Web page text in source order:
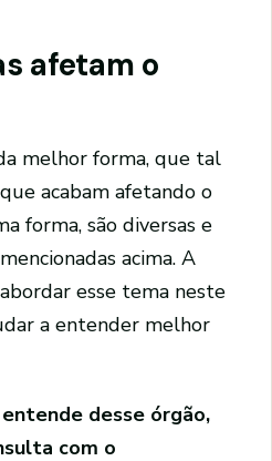
afetam o
melhor forma, que tal
acabam afetando o
forma, são diversas e
acima. A
esse tema neste
a entender melhor
desse órgão,
com o